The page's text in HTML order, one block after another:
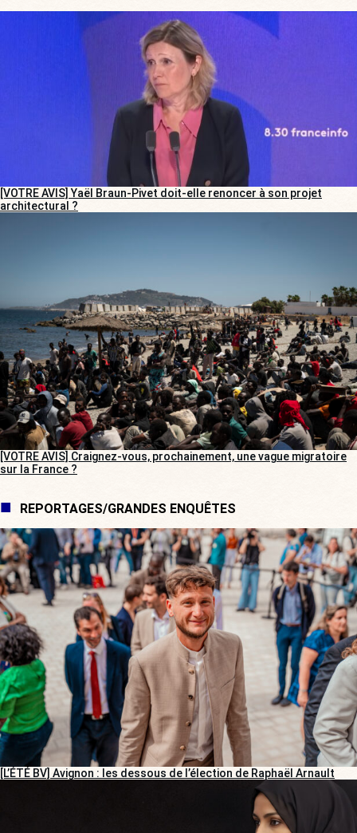
[VOTRE AVIS] Yaël Braun-Pivet doit-elle renoncer à son projet
architectural ?
[VOTRE AVIS] Craignez-vous, prochainement, une vague migratoire
sur la France ?
REPORTAGES/GRANDES ENQUÊTES
[L’ÉTÉ BV] Avignon : les dessous de l’élection de Raphaël Arnault